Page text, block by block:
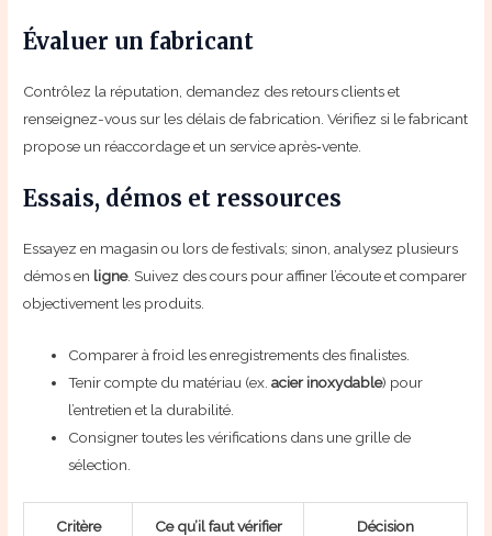
Évaluer un fabricant
Contrôlez la réputation, demandez des retours clients et
renseignez-vous sur les délais de fabrication. Vérifiez si le fabricant
propose un réaccordage et un service après‑vente.
Essais, démos et ressources
Essayez en magasin ou lors de festivals; sinon, analysez plusieurs
démos en ligne. Suivez des cours pour affiner l’écoute et comparer
objectivement les produits.
Comparer à froid les enregistrements des finalistes.
Tenir compte du matériau (ex.acier inoxydable) pour
l’entretien et la durabilité.
Consigner toutes les vérifications dans une grille de
sélection.
Critère Ce qu’il faut vérifier Décision